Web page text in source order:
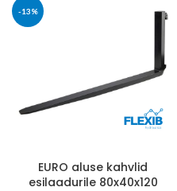
-13%
EURO aluse kahvlid
esilaadurile 80x40x120